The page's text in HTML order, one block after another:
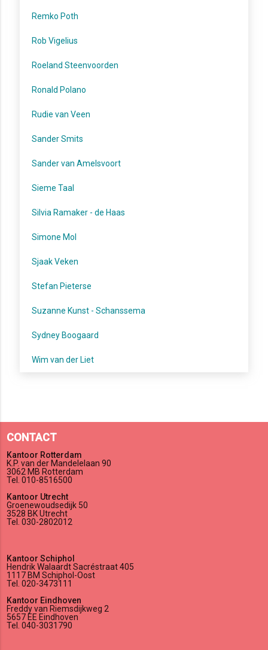
Remko Poth
Rob Vigelius
Roeland Steenvoorden
Ronald Polano
Rudie van Veen
Sander Smits
Sander van Amelsvoort
Sieme Taal
Silvia Ramaker - de Haas
Simone Mol
Sjaak Veken
Stefan Pieterse
Suzanne Kunst - Schanssema
Sydney Boogaard
Wim van der Liet
CONTACT
Kantoor Rotterdam
K.P. van der Mandelelaan 90
3062 MB Rotterdam
Tel. 010-8516500
Kantoor Utrecht
Groenewoudsedijk 50
3528 BK Utrecht
Tel. 030-2802012
Kantoor Schiphol
Hendrik Walaardt Sacréstraat 405
1117 BM Schiphol-Oost
Tel. 020-3473111
Kantoor Eindhoven
Freddy van Riemsdijkweg 2
5657 EE Eindhoven
Tel. 040-3031790